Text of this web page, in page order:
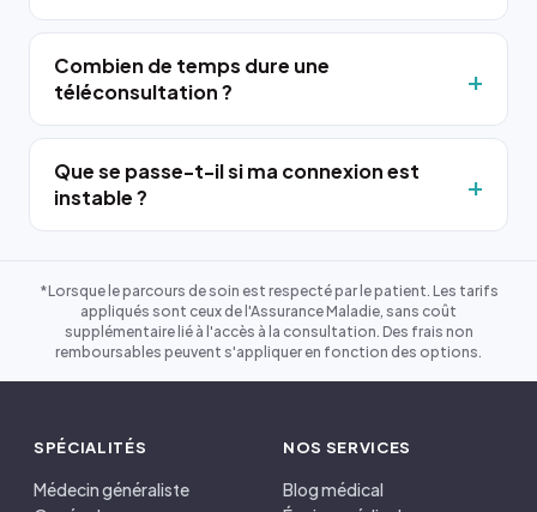
Combien de temps dure une
téléconsultation ?
Que se passe-t-il si ma connexion est
instable ?
*Lorsque le parcours de soin est respecté par le patient. Les tarifs
appliqués sont ceux de l'Assurance Maladie, sans coût
supplémentaire lié à l'accès à la consultation. Des frais non
remboursables peuvent s'appliquer en fonction des options.
SPÉCIALITÉS
Médecin généraliste
NOS SERVICES
Blog médical